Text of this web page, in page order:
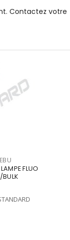
Contactez votre
FLUO